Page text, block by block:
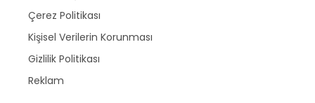
Çerez Politikası
Kişisel Verilerin Korunması
Gizlilik Politikası
Reklam